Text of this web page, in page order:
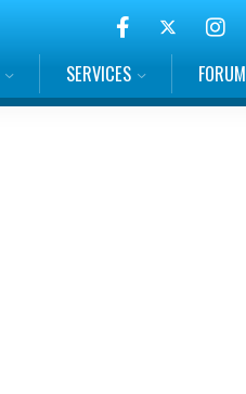
SERVICES FORUM